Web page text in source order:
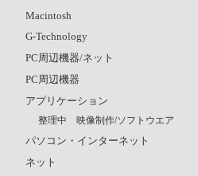
Macintosh
G-Technology
PC周辺機器/ネット
PC周辺機器
アプリケーション
整理中 映像制作/ソフトウエア
パソコン・インターネット
ネット